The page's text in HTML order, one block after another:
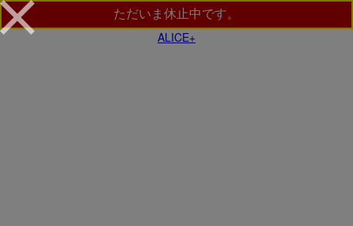
ただいま休止中です。
ALICE+